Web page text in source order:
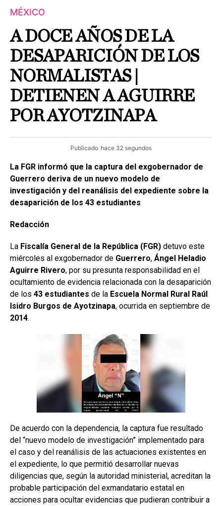
MÉXICO
A DOCE AÑOS DE LA
DESAPARICIÓN DE LOS
NORMALISTAS |
DETIENEN A AGUIRRE
POR AYOTZINAPA
Publicado hace 32 segundos
La FGR informó que la captura del exgobernador de
Guerrero deriva de un nuevo modelo de
investigación y del reanálisis del expediente sobre la
desaparición de los 43 estudiantes
Redacción
La Fiscalía General de la República (FGR) detuvo este
miércoles al exgobernador de Guerrero, Ángel Heladio
Aguirre Rivero, por su presunta responsabilidad en el
ocultamiento de evidencia relacionada con la desaparición
de los 43 estudiantes de la Escuela Normal Rural Raúl
Isidro Burgos de Ayotzinapa, ocurrida en septiembre de
2014.
De acuerdo con la dependencia, la captura fue resultado
del “nuevo modelo de investigación” implementado para
el caso y del reanálisis de las actuaciones existentes en
el expediente, lo que permitió desarrollar nuevas
diligencias que, según la autoridad ministerial, acreditan la
probable participación del exmandatario estatal en
acciones para ocultar evidencias que pudieran contribuir a